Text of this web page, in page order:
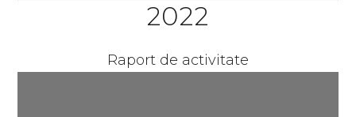
2022
Raport de activitate